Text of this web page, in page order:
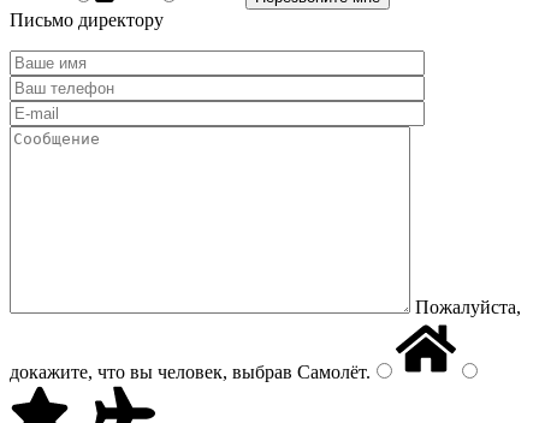
Письмо директору
Пожалуйста,
докажите, что вы человек, выбрав Самолёт.